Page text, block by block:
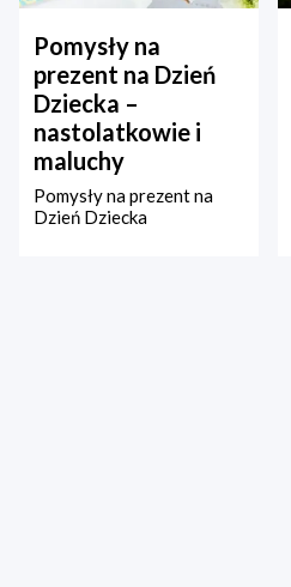
Pomysły na
prezent na Dzień
Dziecka –
nastolatkowie i
maluchy
Pomysły na prezent na
Dzień Dziecka